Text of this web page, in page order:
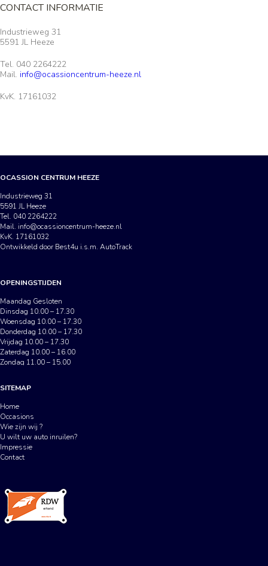
CONTACT INFORMATIE
Industrieweg 31
5591 JL Heeze
Tel. 040 2264222
Mail. info@ocassioncentrum-heeze.nl
KvK. 17161032
OCASSION CENTRUM HEEZE
Industrieweg 31
5591 JL Heeze
Tel. 040 2264222
Mail. info@ocassioncentrum-heeze.nl
KvK. 17161032
Ontwikkeld door Best4u i.s.m. AutoTrack
OPENINGSTIJDEN
Maandag Gesloten
Dinsdag 10.00 – 17.30
Woensdag 10.00 – 17.30
Donderdag 10.00 – 17.30
Vrijdag 10.00 – 17.30
Zaterdag 10.00 – 16.00
Zondag 11.00 – 15.00
SITEMAP
Home
Occasions
Wie zijn wij ?
U wilt uw auto inruilen?
Impressie
Contact